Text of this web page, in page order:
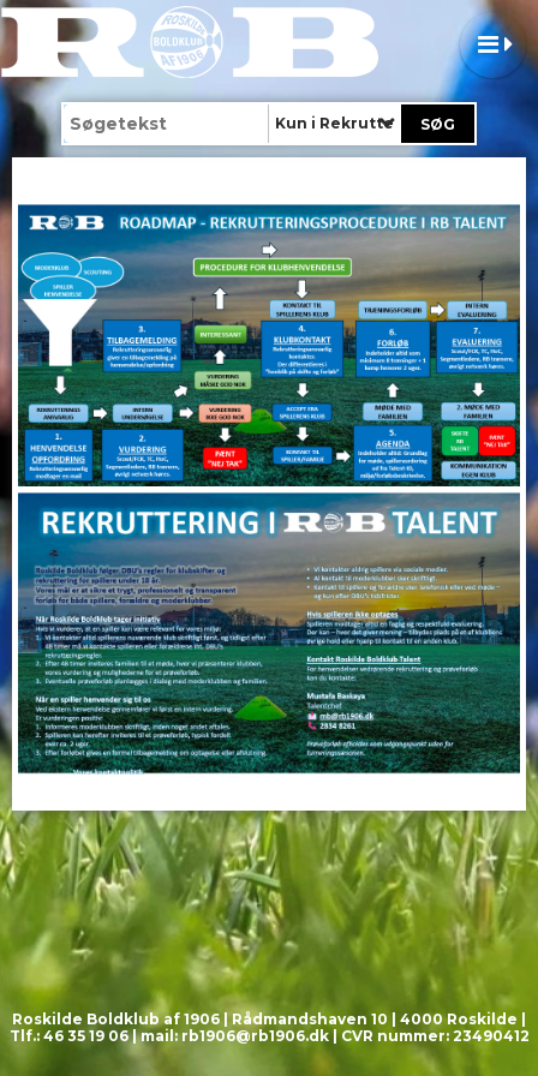
Kun i Rekruttering & Klubskifte
Roskilde Boldklub af 1906 | Rådmandshaven 10 | 4000 Roskilde |
Tlf.: 46 35 19 06 | mail:rb1906@rb1906.dk| CVR nummer: 23490412